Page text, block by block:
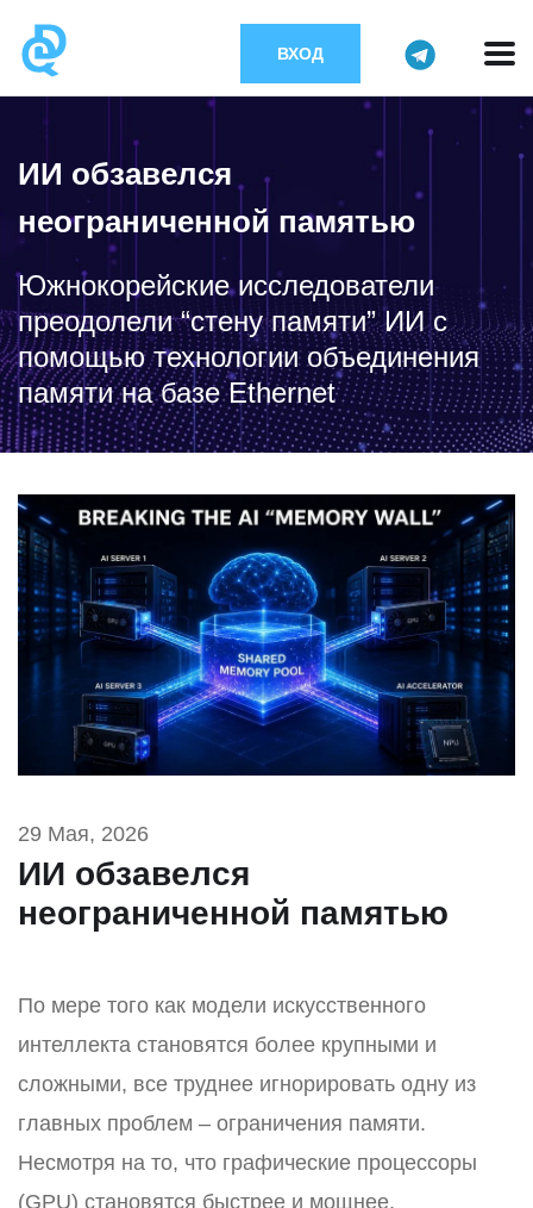
ВХОД
ИИ обзавелся
неограниченной памятью
Южнокорейские исследователи
преодолели “стену памяти” ИИ с
помощью технологии объединения
памяти на базе Ethernet
29 Мая, 2026
ИИ обзавелся
неограниченной памятью
По мере того как модели искусственного
интеллекта становятся более крупными и
сложными, все труднее игнорировать одну из
главных проблем – ограничения памяти.
Несмотря на то, что графические процессоры
(GPU) становятся быстрее и мощнее,